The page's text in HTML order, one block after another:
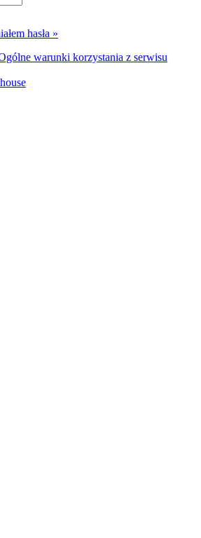
hasła »
warunki korzystania z serwisu